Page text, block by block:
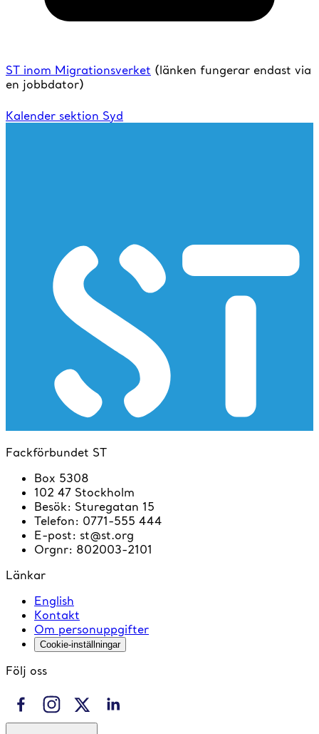
ST inom Migrationsverket (länken fungerar endast via
en jobbdator)
Kalender sektion Syd
Fackförbundet ST
Box 5308
102 47 Stockholm
Besök: Sturegatan 15
Telefon: 0771-555 444
E-post: st@st.org
Orgnr: 802003-2101
Länkar
English
Kontakt
Om personuppgifter
Cookie-inställningar
Följ oss